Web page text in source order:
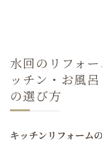
水回のリフォ
ッチン・お風
の選び方
キッチンリフォーム